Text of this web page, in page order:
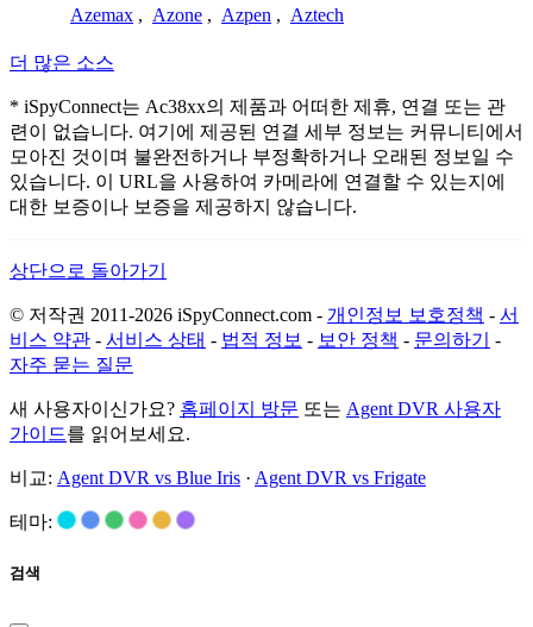
Azemax , Azone , Azpen , Aztech
더 많은 소스
* iSpyConnect는 Ac38xx의 제품과 어떠한 제휴, 연결 또는 관
련이 없습니다. 여기에 제공된 연결 세부 정보는 커뮤니티에서
모아진 것이며 불완전하거나 부정확하거나 오래된 정보일 수
있습니다. 이 URL을 사용하여 카메라에 연결할 수 있는지에
대한 보증이나 보증을 제공하지 않습니다.
상단으로 돌아가기
© 저작권 2011-2026 iSpyConnect.com - 개인정보 보호정책 - 서
비스 약관 - 서비스 상태 - 법적 정보 - 보안 정책 - 문의하기
-
자주 묻는 질문
새 사용자이신가요? 홈페이지 방문 또는 Agent DVR 사용자
가이드를 읽어보세요.
비교: Agent DVR vs Blue Iris · Agent DVR vs Frigate
테마:
검색